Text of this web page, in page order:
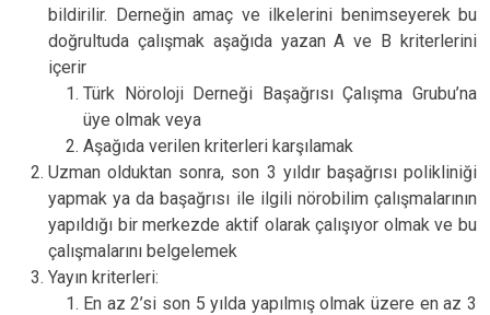
bildirilir. Derneğin amaç ve ilkelerini benimseyerek bu
doğrultuda çalışmak aşağıda yazan A ve B kriterlerini
içerir
Türk Nöroloji Derneği Başağrısı Çalışma Grubu’na
üye olmak veya
Aşağıda verilen kriterleri karşılamak
Uzman olduktan sonra, son 3 yıldır başağrısı polikliniği
yapmak ya da başağrısı ile ilgili nörobilim çalışmalarının
yapıldığı bir merkezde aktif olarak çalışıyor olmak ve bu
çalışmalarını belgelemek
Yayın kriterleri:
En az 2’si son 5 yılda yapılmış olmak üzere en az 3